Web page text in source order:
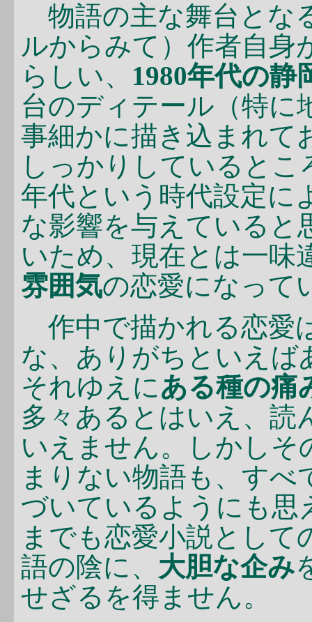
物語の主な舞台とな
ルからみて）作者自身
らしい、 1980年代の静
台のディテール（特に
事細かに描き込まれて
しっかりしているとこ
年代という時代設定に
な影響を与えていると
いため、現在とは一味
雰囲気の恋愛になって
作中で描かれる恋愛
な、ありがちといえば
それゆえにある種の痛
多々あるとはいえ、読
いえません。しかしそ
まりない物語も、すべ
づいているようにも思
までも恋愛小説とし
語の陰に、 大胆な企み
せざるを得ません。